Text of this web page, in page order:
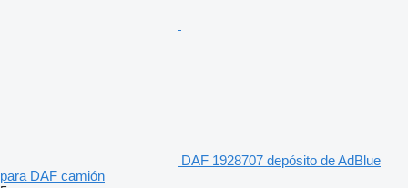
DAF 1928707 depósito de AdBlue
para DAF camión